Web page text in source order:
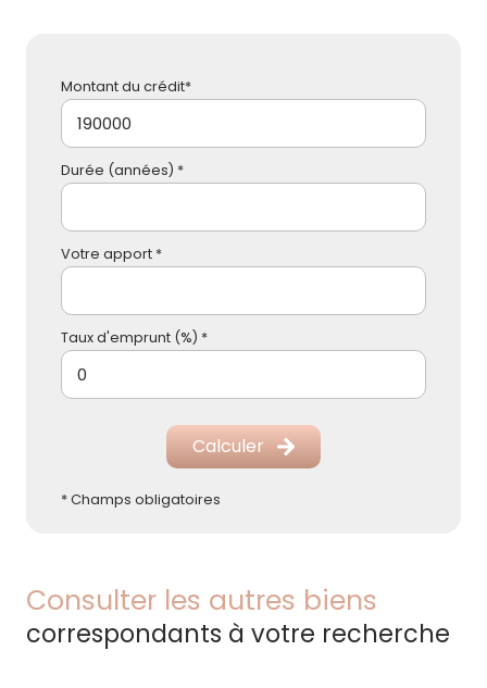
Montant du crédit*
Durée (années) *
Votre apport *
Taux d'emprunt (%) *
Calculer
* Champs obligatoires
Consulter les autres biens
correspondants à votre recherche